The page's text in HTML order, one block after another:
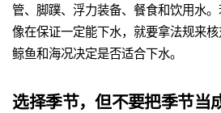
管、脚蹼、浮力装备、餐食和饮用水
像在保证一定能下水，就要拿法规来
鲸鱼和海况决定是否适合下水。
选择季节，但不要把季节当